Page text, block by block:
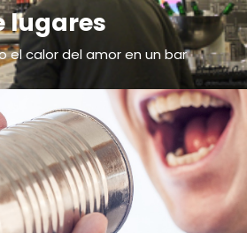
lugares
el calor del amor en un bar